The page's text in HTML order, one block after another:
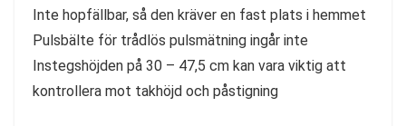
Inte hopfällbar, så den kräver en fast plats i hemmet
Pulsbälte för trådlös pulsmätning ingår inte
Instegshöjden på 30 – 47,5 cm kan vara viktig att
kontrollera mot takhöjd och påstigning